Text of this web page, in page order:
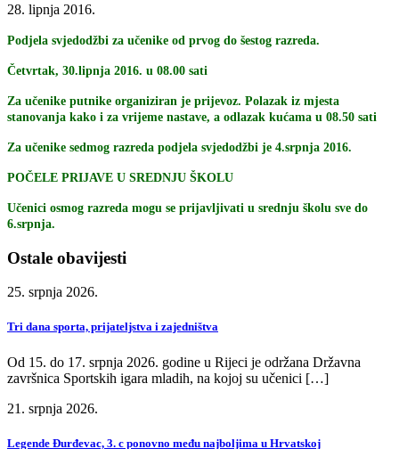
28. lipnja 2016.
Podjela svjedodžbi za učenike od prvog do šestog razreda.
Četvrtak, 30.lipnja 2016. u 08.00 sati
Za učenike putnike organiziran je prijevoz. Polazak iz mjesta
stanovanja kako i za vrijeme nastave, a odlazak kućama u 08.50 sati
Za učenike sedmog razreda podjela svjedodžbi je 4.srpnja 2016.
POČELE PRIJAVE U SREDNJU ŠKOLU
Učenici osmog razreda mogu se prijavljivati u srednju školu sve do
6.srpnja.
Ostale obavijesti
25. srpnja 2026.
Tri dana sporta, prijateljstva i zajedništva
Od 15. do 17. srpnja 2026. godine u Rijeci je održana Državna
završnica Sportskih igara mladih, na kojoj su učenici […]
21. srpnja 2026.
Legende Đurđevac, 3. c ponovno među najboljima u Hrvatskoj